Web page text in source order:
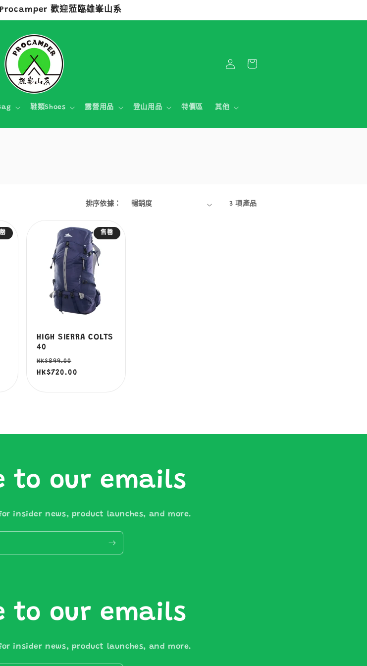
歡迎蒞臨雄峯山系
鞋類Shoes 露營用品 登山用品 特價區 其他
入
物
排序依據： 3 項產品
售罄
HIGH SIERRA COLTS
40
定
價
HK$899.00
價
HK$720.00
to our emails
insider news, product launches, and more.
to our emails
insider news, product launches, and more.